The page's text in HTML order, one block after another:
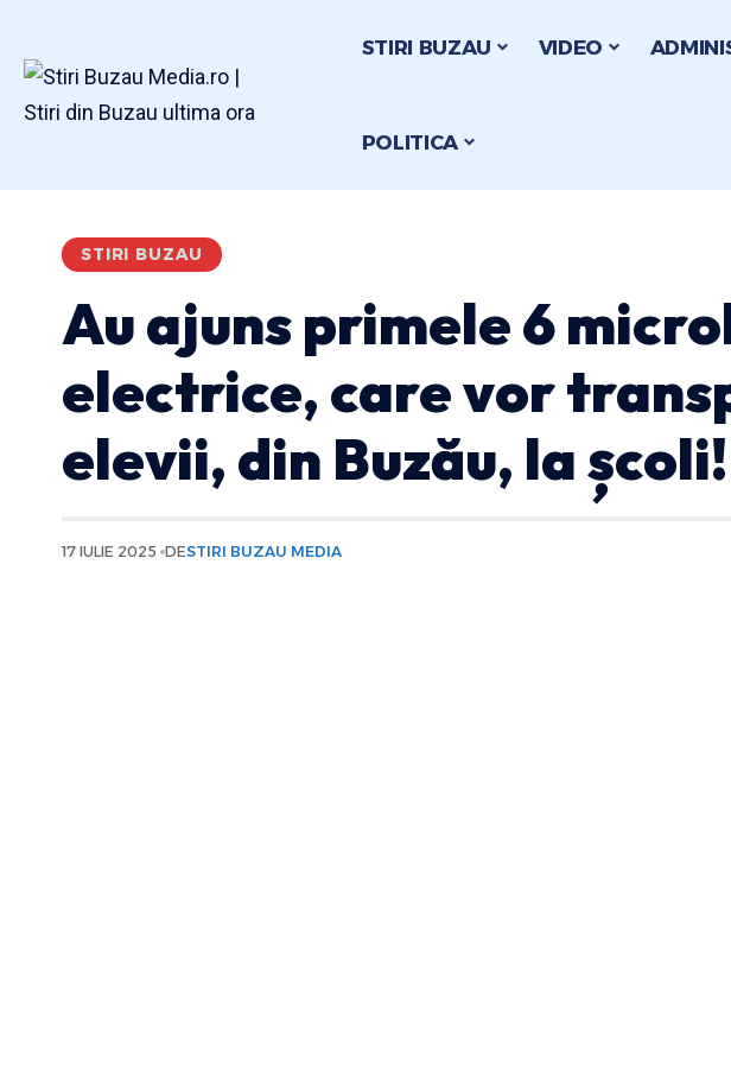
STIRI BUZAU VIDEO
POLITICA
STIRI BUZAU
Au ajuns primele 6
electrice, care vor
elevii, din Buzău, la școli!
17 IULIE 2025 DESTIRI BUZAU MEDIA